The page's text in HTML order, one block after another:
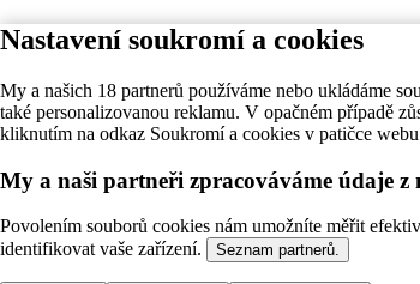
Nastavení soukromí a cookies
My a našich 18 partnerů používáme nebo ukládáme
také personalizovanou reklamu. V opačném případě
kliknutím na odkaz Soukromí a cookies v patičce
My a naši partneři zpracováváme údaje z
Povolením souborů cookies nám umožníte měřit
identifikovat vaše zařízení.
Seznam partnerů.